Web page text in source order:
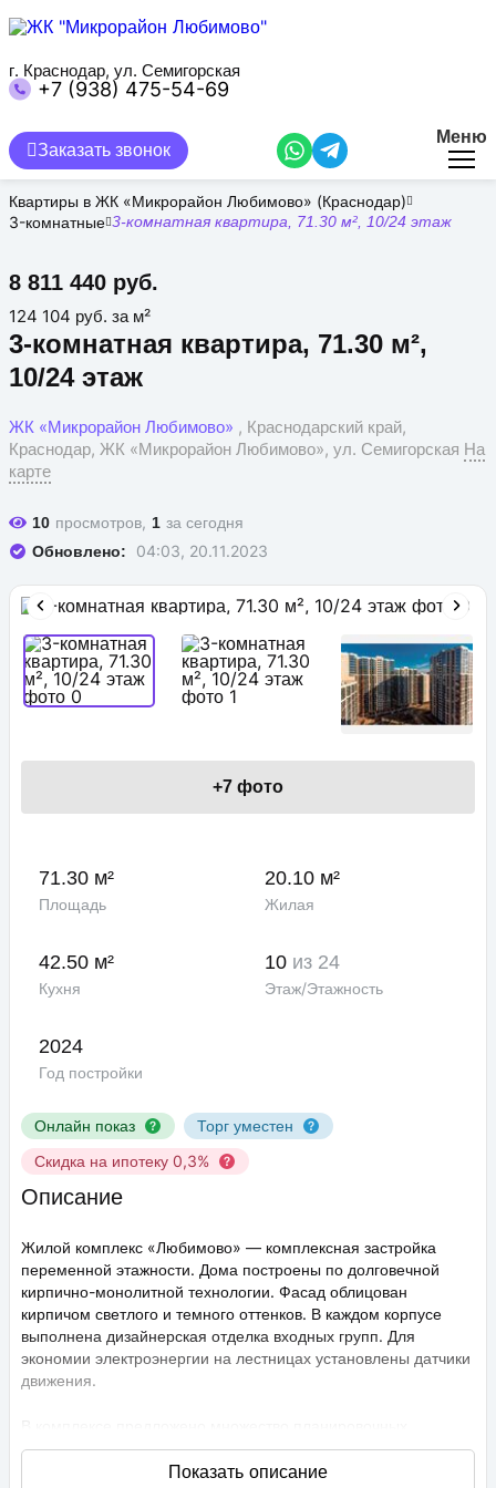
содержанию
г. Краснодар, ул. Семигорская
+7 (938) 475-54-69
Заказать звонок
Меню
Квартиры в ЖК «Микрорайон Любимово» (Краснодар)
3-комнатные 3-комнатная квартира, 71.30 м², 10/24 этаж
3-комнатная квартира, 71.30 м²,
10/24 этаж
8 811 440 руб.
ЖК «Микрорайон Любимово» , Краснодарский край,
Краснодар, ЖК «Микрорайон Любимово», ул. Семигорская На
карте
124 104 руб. за м²
10 просмотров, 1 за сегодня
Обновлено: 04:03, 20.11.2023
Онлайн показ
Торг уместен
Скидка на ипотеку 0,3%
+7 фото
71.30 м²
Площадь
20.10 м²
Жилая
42.50 м²
Кухня
10 из 24
Этаж/Этажность
2024
Год постройки
Описание
Жилой комплекс «Любимово» — комплексная застройка
переменной этажности. Дома построены по долговечной
кирпично-монолитной технологии. Фасад облицован
кирпичом светлого и темного оттенков. В каждом корпусе
выполнена дизайнерская отделка входных групп. Для
экономии электроэнергии на лестницах установлены датчики
движения.
решений: в наличии квартиры, как классического типа, так и
европланировки. Они сдаются с подчистовой отделкой,